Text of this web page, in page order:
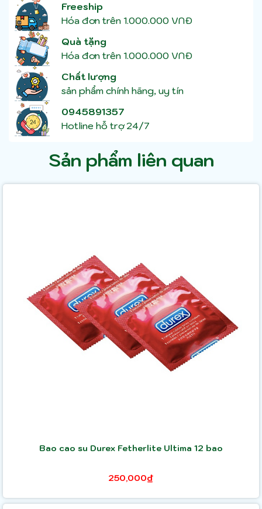
Freeship
Hóa đơn trên 1.000.000 VNĐ
Quà tặng
Hóa đơn trên 1.000.000 VNĐ
Chất lượng
sản phẩm chính hãng, uy tín
0945891357
Hotline hỗ trợ 24/7
Sản phẩm liên quan
Bao cao su Durex Fetherlite Ultima 12 bao
250,000₫